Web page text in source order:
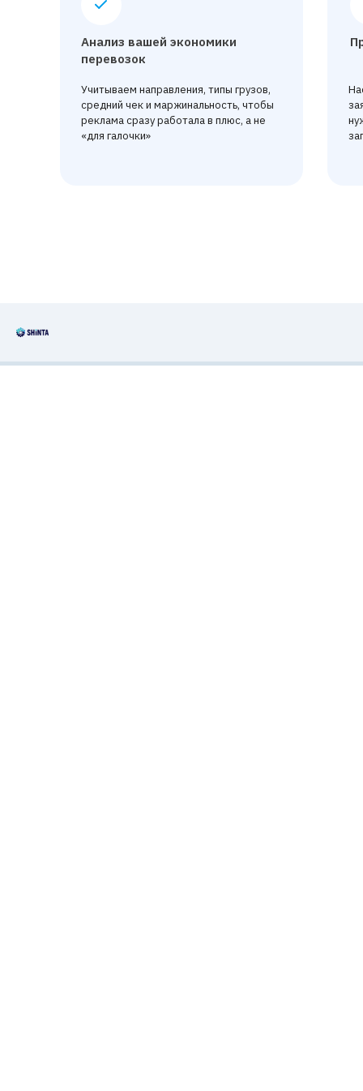
Анализ вашей экономики
перевозок
Учитываем направления, типы грузов,
средний чек и маржинальность, чтобы
реклама сразу работала в плюс, а не
«для галочки»